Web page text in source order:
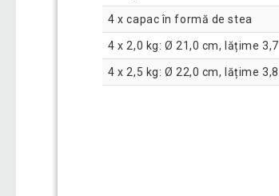
4 x capac în formă de stea
4 x 2,0 kg: Ø 21,0 cm, lățime
4 x 2,5 kg: Ø 22,0 cm, lățime